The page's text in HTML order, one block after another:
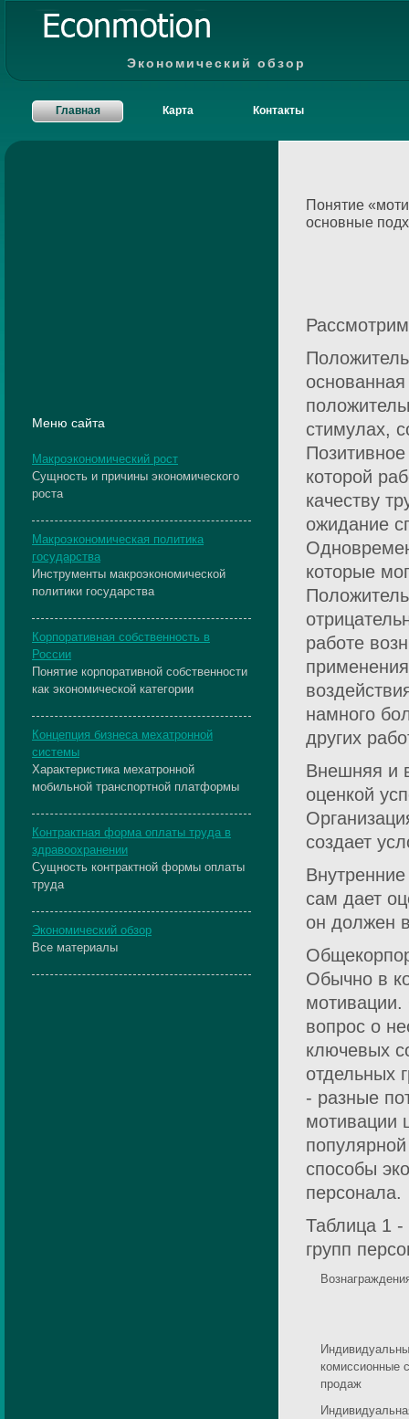
Экономический обзор
Главная Карта Контакты
Понятие
основные
стимулах,
которой
качеству
ожидание
которые
работе
намного
других
Внешняя и
оценкой
создает
сам дает
он должен
Обычно в
мотивации.
вопрос о
ключевых
отдельных
- разные
мотивации
способы
персонала.
Таблица 1 -
групп
комиссионные
продаж
Меню сайта
Макроэкономический рост
Сущность и причины экономического
роста
Макроэкономическая политика
государства
Инструменты макроэкономической
политики государства
Корпоративная собственность в
России
Понятие корпоративной собственности
как экономической категории
Концепция бизнеса мехатронной
системы
Характеристика мехатронной
мобильной транспортной платформы
Контрактная форма оплаты труда в
здравоохранении
Сущность контрактной формы оплаты
труда
Экономический обзор
Все материалы